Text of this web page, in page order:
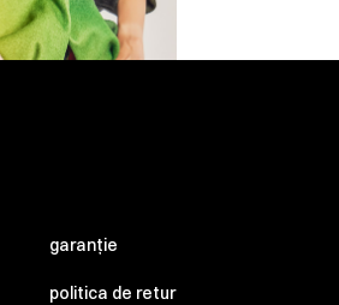
garanție
politica de retur